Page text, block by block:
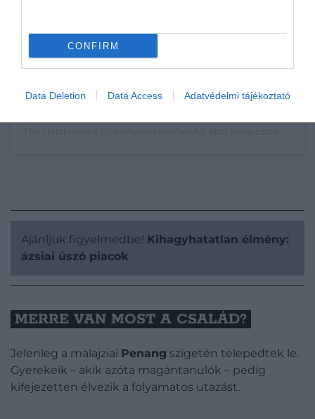
CONFIRM
Data Deletion Data Access Adatvédelmi tájékoztató
Ajánljuk figyelmedbe! Kihagyhatatlan élmény:
ázsiai úszó piacok
MERRE VAN MOST A CSALÁD?
Jelenleg a malajziai Penang szigetén telepedtek le.
Gyerekeik – akik azóta magántanulók – pedig
kifejezetten élvezik a folyamatos utazást.